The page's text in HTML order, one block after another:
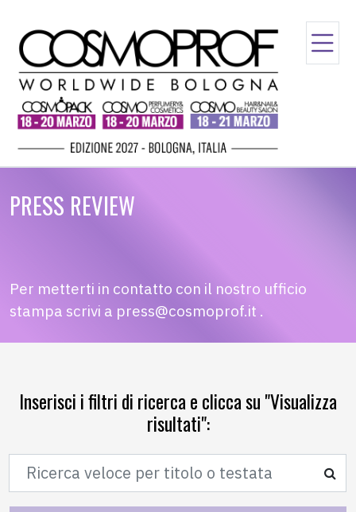
PRESS REVIEW
Per metterti in contatto con il nostro ufficio
stampa scrivi a press@cosmoprof.it .
Inserisci i filtri di ricerca e clicca su "Visualizza
risultati":
Cerca